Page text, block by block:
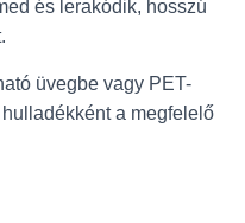
és lerakódik, hosszú
üvegbe vagy PET-
a megfelelő